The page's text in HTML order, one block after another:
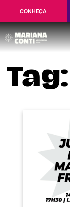
CONHEÇA
Tag: